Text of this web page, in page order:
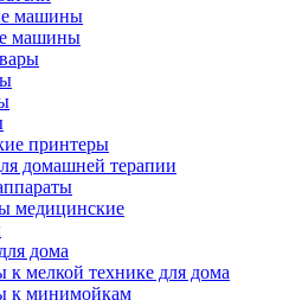
машины
машины
принтеры
домашней терапии
медицинские
дома
к мелкой технике для дома
к минимойкам